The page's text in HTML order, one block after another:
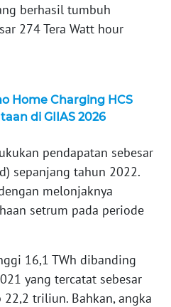
berhasil tumbuh
274 Tera Watt hour
Home Charging HCS
di GIIAS 2026
pendapatan sebesar
sepanjang tahun 2022.
melonjaknya
setrum pada periode
16,1 TWh dibanding
yang tercatat sebesar
22,2 triliun. Bahkan, angka